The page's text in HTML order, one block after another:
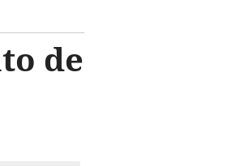
de